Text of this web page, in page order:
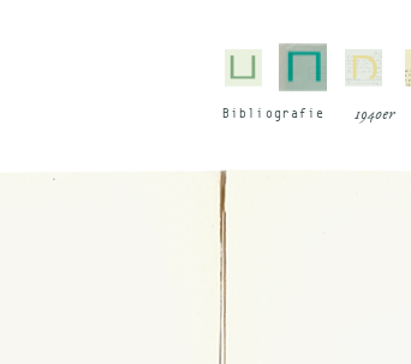
Bi­blio­gra­fie 1940er